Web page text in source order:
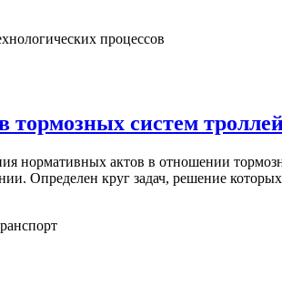
процессов
тормозных систем
нормативных актов в отношении
Определен круг задач, решение